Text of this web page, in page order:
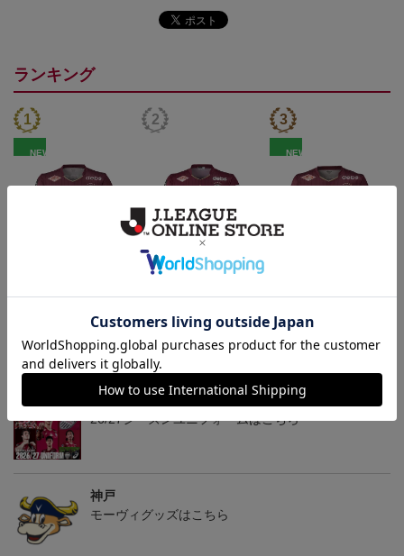
ランキング
NEW NEW
トピックス
26/27シーズンユニフォームはこちら
神戸
モーヴィグッズはこちら